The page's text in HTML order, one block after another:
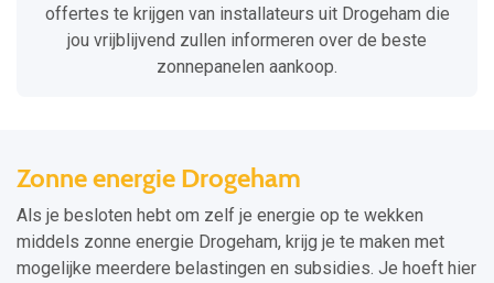
offertes te krijgen van installateurs uit Drogeham die
jou vrijblijvend zullen informeren over de beste
zonnepanelen aankoop.
Zonne energie Drogeham
Als je besloten hebt om zelf je energie op te wekken
middels zonne energie Drogeham, krijg je te maken met
mogelijke meerdere belastingen en subsidies. Je hoeft hier